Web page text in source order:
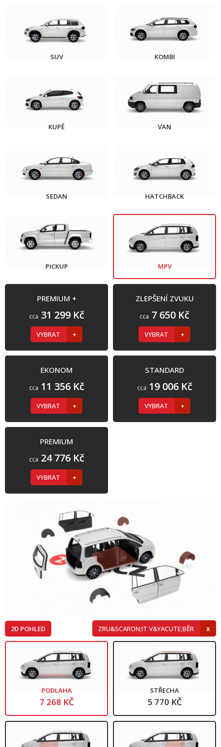
SUV KOMBI
KUPÉ VAN
SEDAN HATCHBACK
PICKUP MPV
PREMIUM +
cca 31 299 Kč
VYBRAT
ZLEPŠENÍ ZVUKU
cca 7 650 Kč
VYBRAT
EKONOM
cca 11 356 Kč
VYBRAT
STANDARD
cca 19 006 Kč
VYBRAT
PREMIUM
cca 24 776 Kč
VYBRAT
ZRU&SCARON;IT V&YACUTE;BĚR
2D POHLED
PODLAHA
7 268 KČ
STŘECHA
5 770 KČ